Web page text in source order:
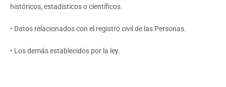
históricos, estadísticos o científicos.
• Datos relacionados con el registro civil de las Personas.
• Los demás establecidos por la ley.